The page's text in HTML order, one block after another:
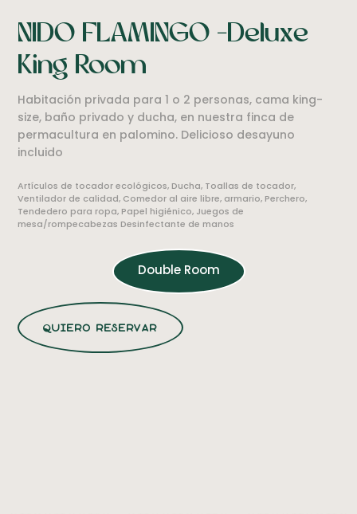
NIDO FLAMINGO -Deluxe
King Room
Habitación privada para 1 o 2 personas, cama king-
size, baño privado y ducha, en nuestra finca de
permacultura en palomino. Delicioso desayuno
incluido
Artículos de tocador ecológicos, Ducha, Toallas de tocador,
Ventilador de calidad, Comedor al aire libre, armario, Perchero,
Tendedero para ropa, Papel higiénico, Juegos de
mesa/rompecabezas Desinfectante de manos
Double Room
quiero reservar